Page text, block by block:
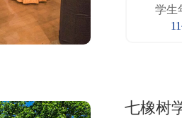
学生
七橡树